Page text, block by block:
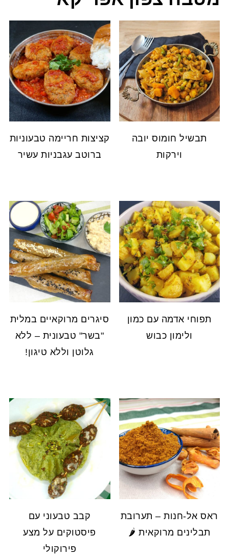
תבשיל חומוס יובה
וירקות
קציצות חריימה טבעוניות
ברוטב עגבניות עשיר
תפוחי אדמה עם כמון
ולימון כבוש
סיגרים מרוקאיים במלית
"בשר" טבעונית – ללא
גלוטן וללא טיגון!
ראס אל-חנות – תערובת
תבלינים מרוקאית 🌶️
קבב טבעוני עם
פיסטוקים על מצע
פירוקולי